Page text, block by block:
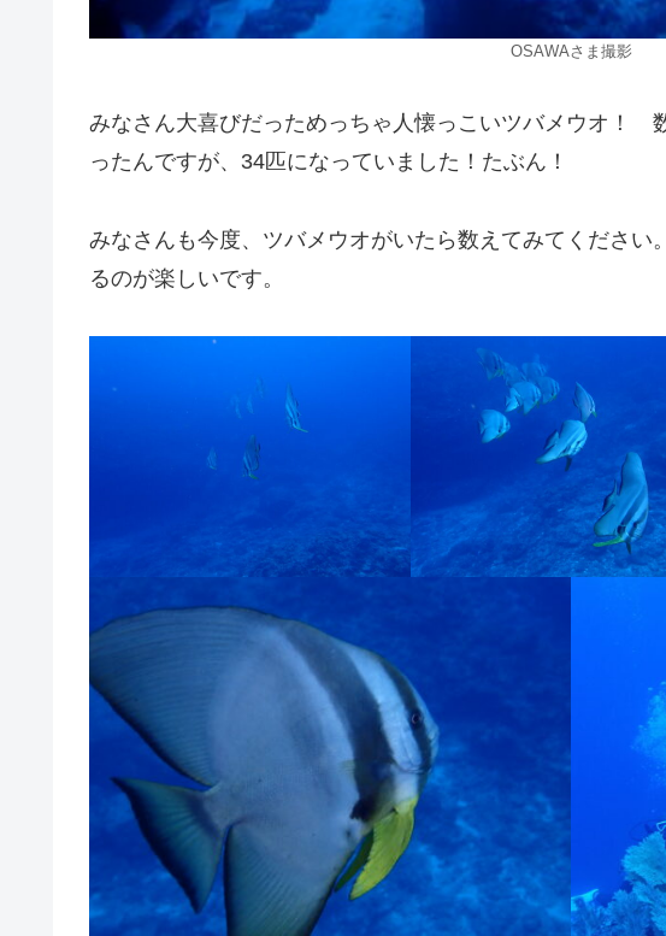
OSAWAさま撮影
みなさん大喜びだっためっちゃ人懐っこいツバメウオ！
ったんですが、34匹になっていました！たぶん！
みなさんも今度、ツバメウオがいたら数えてみてください
るのが楽しいです。